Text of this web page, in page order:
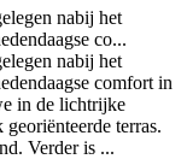
nabij het
co...
nabij het
comfort in
in de lichtrijke
terras.
Verder is ...